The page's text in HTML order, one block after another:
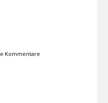
Kommentare